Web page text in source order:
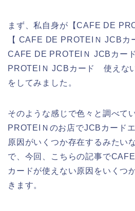
まず、私自身が【CAFE DE
【 CAFE DE PROTEIＮ JCB
CAFE DE PROTEIＮ JCBカー
PROTEIＮ JCBカード 使えな
をしてみました。
そのような感じで色々と調べて
PROTEIＮのお店でJCBカード
原因がいくつか存在するみたい
で、今回、こちらの記事で
カードが使えない原因をいくつ
きます。